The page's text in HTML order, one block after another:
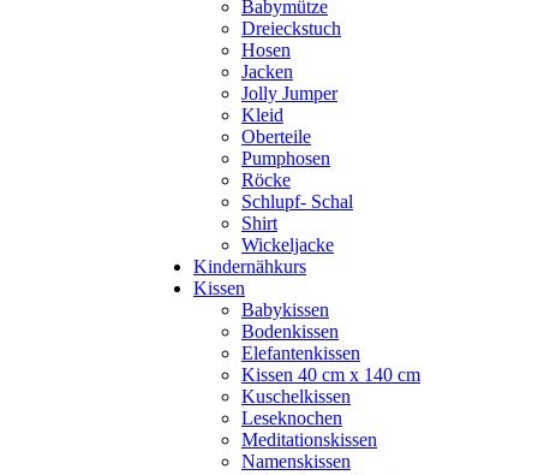
Babymütze
Dreieckstuch
Hosen
Jacken
Jolly Jumper
Kleid
Oberteile
Pumphosen
Röcke
Schlupf- Schal
Shirt
Wickeljacke
Kindernähkurs
Kissen
Babykissen
Bodenkissen
Elefantenkissen
Kissen 40 cm x 140 cm
Kuschelkissen
Leseknochen
Meditationskissen
Namenskissen